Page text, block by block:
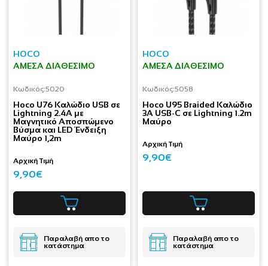
HOCO
ΆΜΕΣΑ ΔΙΑΘΈΣΙΜΟ
Κωδικός:5020
Hoco U76 Καλώδιο USB σε
Lightning 2.4A με
Μαγνητικό Αποσπώμενο
Βύσμα και LED Ένδειξη
Μαύρο 1,2m
Αρχική Τιμή
9,90€
Παραλαβή απο το
κατάστημα
HOCO
ΆΜΕΣΑ ΔΙΑΘΈΣΙΜΟ
Κωδικός:5058
Hoco U95 Braided Καλώδιο
3A USB-C σε Lightning 1.2m
Μαύρο
Αρχική Τιμή
9,90€
Παραλαβή απο το
κατάστημα